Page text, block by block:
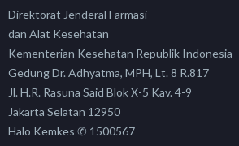
Direktorat Jenderal Farmasi
dan Alat Kesehatan
Kementerian Kesehatan Republik Indonesia
Gedung Dr. Adhyatma, MPH, Lt. 8 R.817
Jl. H.R. Rasuna Said Blok X-5 Kav. 4-9
Jakarta Selatan 12950
Halo Kemkes ✆ 1500567